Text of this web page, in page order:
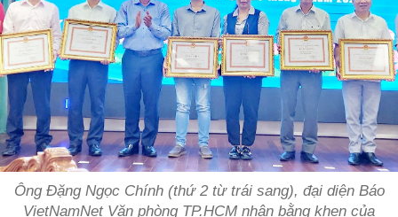
Ông Đặng Ngọc Chính (thứ 2 từ trái sang), đại diện Báo
VietNamNet Văn phòng TP.HCM nhận bằng khen của